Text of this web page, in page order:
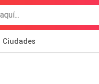
Ciudades